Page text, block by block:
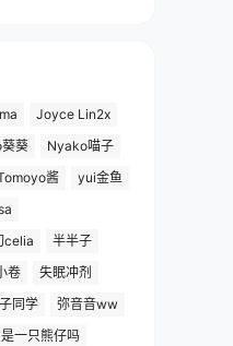
Joyce Lin2x
葵
Nyako喵子
酱
yui金鱼
celia
半半子
卷
失眠冲剂
同学
弥音音ww
是一只熊仔吗